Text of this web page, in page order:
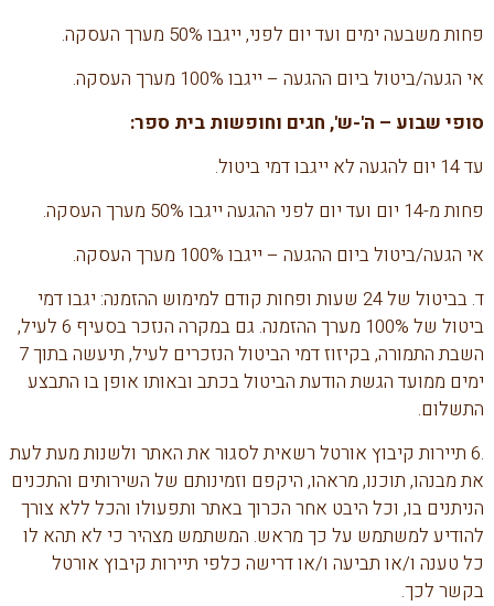
פחות משבעה ימים ועד יום לפני, ייגבו 50% מערך העסקה.
אי הגעה/ביטול ביום ההגעה – ייגבו 100% מערך העסקה.
סופי שבוע – ה'-ש', חגים וחופשות בית ספר:
עד 14 יום להגעה לא ייגבו דמי ביטול.
פחות מ-14 יום ועד יום לפני ההגעה ייגבו 50% מערך העסקה.
אי הגעה/ביטול ביום ההגעה – ייגבו 100% מערך העסקה.
ד. בביטול של 24 שעות ופחות קודם למימוש ההזמנה: יגבו דמי
ביטול של 100% מערך ההזמנה. גם במקרה הנזכר בסעיף 6 לעיל,
השבת התמורה, בקיזוז דמי הביטול הנזכרים לעיל, תיעשה בתוך 7
ימים ממועד הגשת הודעת הביטול בכתב ובאותו אופן בו התבצע
התשלום.
.6 תיירות קיבוץ אורטל רשאית לסגור את האתר ולשנות מעת לעת
את מבנהו, תוכנו, מראהו, היקפם וזמינותם של השירותים והתכנים
הניתנים בו, וכל היבט אחר הכרוך באתר ותפעולו והכל ללא צורך
להודיע למשתמש על כך מראש. המשתמש מצהיר כי לא תהא לו
כל טענה ו/או תביעה ו/או דרישה כלפי תיירות קיבוץ אורטל
בקשר לכך.